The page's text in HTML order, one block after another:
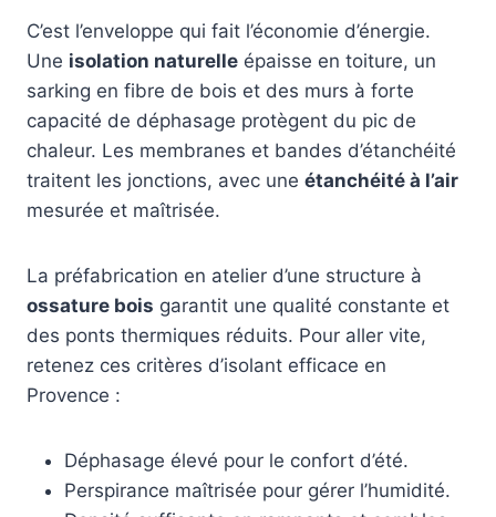
C’est l’enveloppe qui fait l’économie d’énergie.
Une isolation naturelle épaisse en toiture, un
sarking en fibre de bois et des murs à forte
capacité de déphasage protègent du pic de
chaleur. Les membranes et bandes d’étanchéité
traitent les jonctions, avec une étanchéité à l’air
mesurée et maîtrisée.
La préfabrication en atelier d’une structure à
ossature bois garantit une qualité constante et
des ponts thermiques réduits. Pour aller vite,
retenez ces critères d’isolant efficace en
Provence :
Déphasage élevé pour le confort d’été.
Perspirance maîtrisée pour gérer l’humidité.